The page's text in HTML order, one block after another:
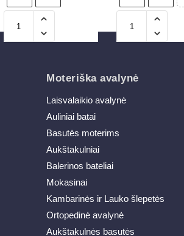
Moteriška avalynė
Laisvalaikio avalynė
Auliniai batai
Basutės moterims
Aukštakulniai
Balerinos bateliai
Mokasinai
Kambarinės ir Lauko šlepetės
Ortopedinė avalynė
Aukštakulnės basutės